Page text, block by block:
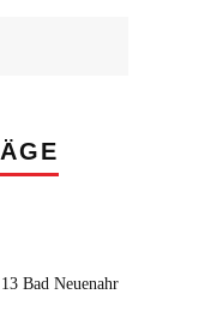
Bad Neuenahr